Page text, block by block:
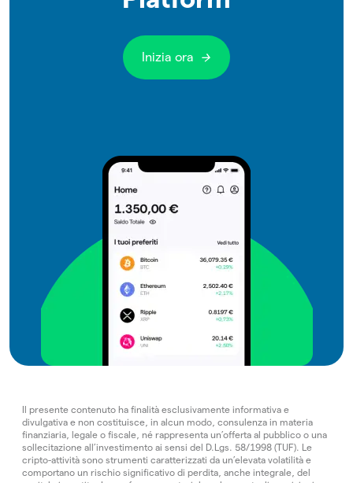
Inizia ora
Il presente contenuto ha finalità esclusivamente informativa e
divulgativa e non costituisce, in alcun modo, consulenza in materia
finanziaria, legale o fiscale, né rappresenta un’offerta al pubblico o una
sollecitazione all’investimento ai sensi del D.Lgs. 58/1998 (TUF). Le
cripto-attività sono strumenti caratterizzati da un’elevata volatilità e
comportano un rischio significativo di perdita, anche integrale, del